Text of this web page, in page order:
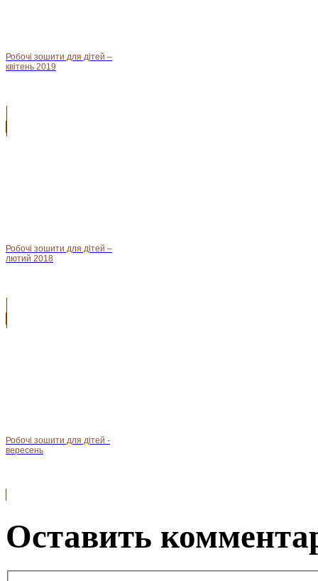
Робочі зошити для дітей –
квітень 2019
Робочі зошити для дітей –
лютий 2018
Робочі зошити для дітей -
вересень
Оставить